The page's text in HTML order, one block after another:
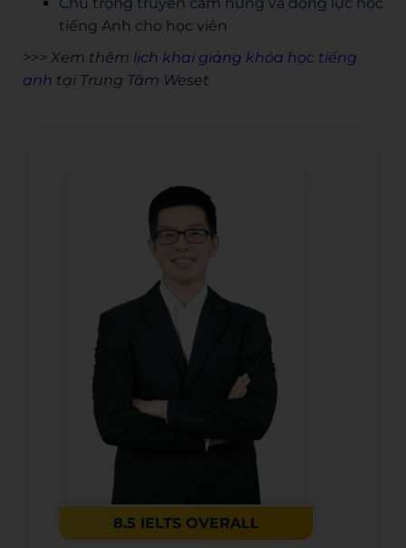
tiếng Anh cho học viên
>>> Xem thêm lịch khai giảng khóa học tiếng
anh tại Trung Tâm Weset
8.5 IELTS OVERALL